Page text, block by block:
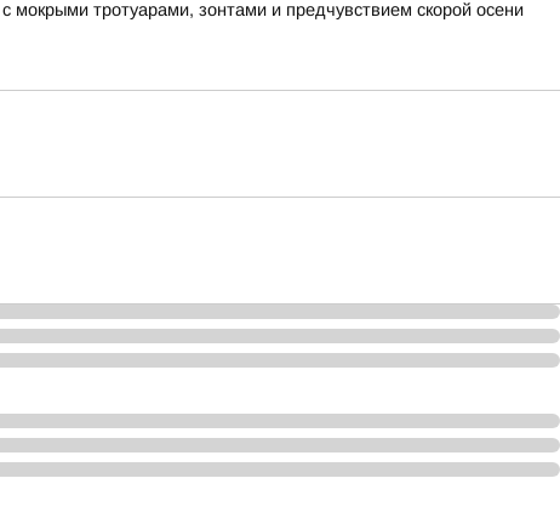
тротуарами, зонтами и предчувствием скорой осени